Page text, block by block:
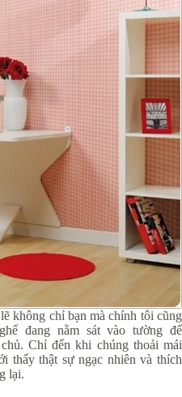
không chỉ bạn mà chính tôi cũng
đang nằm sát vào tường để
Chỉ đến khi chúng thoải mái
thấy thật sự ngạc nhiên và thích
lại.